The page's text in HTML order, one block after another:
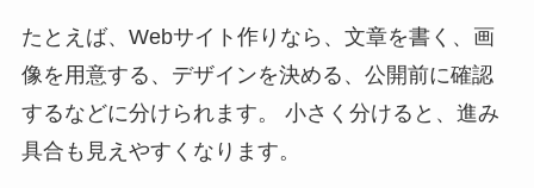
たとえば、Webサイト作りなら、文章を書く、画
像を用意する、デザインを決める、公開前に確認
するなどに分けられます。 小さく分けると、進み
具合も見えやすくなります。